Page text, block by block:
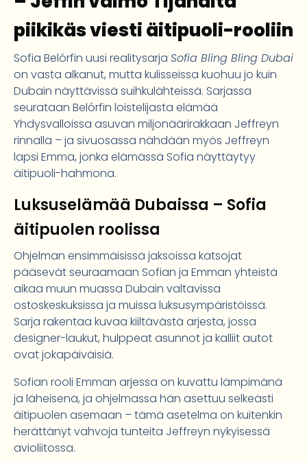
piikikäs viesti äitipuoli-rooliin
Sofia Belórfin uusi realitysarja Sofia Bling Bling Dubai
on vasta alkanut, mutta kulisseissa kuohuu jo kuin
Dubain näyttävissä suihkulähteissä. Sarjassa
seurataan Belórfin loistelijasta elämää
Yhdysvalloissa asuvan miljonäärirakkaan Jeffreyn
rinnalla – ja sivuosassa nähdään myös Jeffreyn
lapsi Emma, jonka elämässä Sofia näyttäytyy
äitipuoli-hahmona.
Luksuselämää Dubaissa – Sofia
äitipuolen roolissa
Ohjelman ensimmäisissä jaksoissa katsojat
pääsevät seuraamaan Sofian ja Emman yhteistä
aikaa muun muassa Dubain valtavissa
ostoskeskuksissa ja muissa luksusympäristöissä.
Sarja rakentaa kuvaa kiiltävästä arjesta, jossa
designer-laukut, hulppeat asunnot ja kalliit autot
ovat jokapäiväisiä.
Sofian rooli Emman arjessa on kuvattu lämpimänä
ja läheisenä, ja ohjelmassa hän asettuu selkeästi
äitipuolen asemaan – tämä asetelma on kuitenkin
herättänyt vahvoja tunteita Jeffreyn nykyisessä
avioliitossa.